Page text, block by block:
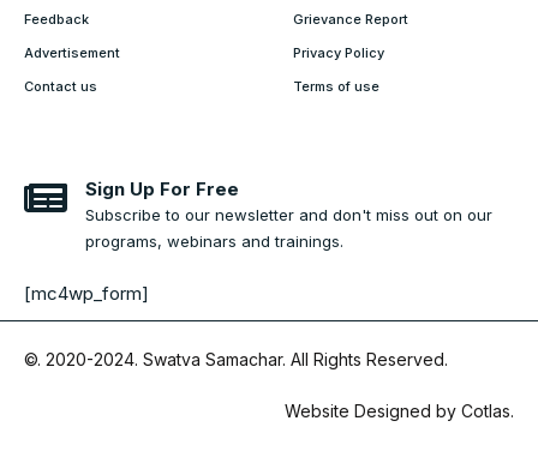
Feedback
Advertisement
Contact us
Grievance Report
Privacy Policy
Terms of use
Sign Up For Free
Subscribe to our newsletter and don't miss out on our
programs, webinars and trainings.
[mc4wp_form]
©. 2020-2024. Swatva Samachar. All Rights Reserved.
Website Designed by Cotlas.